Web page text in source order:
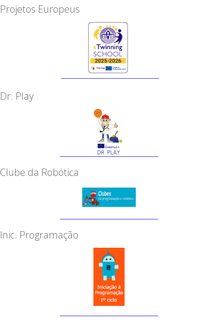
Projetos Europeus
Dr. Play
Clube da Robótica
Inic. Programação